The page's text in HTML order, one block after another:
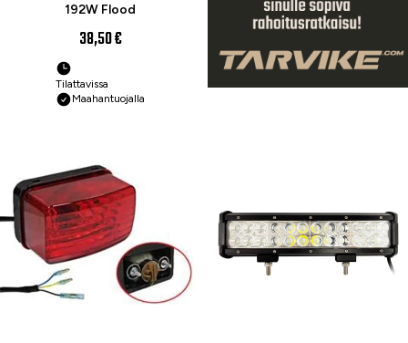
192W Flood
38,50 €
Tilattavissa
Maahantuojalla